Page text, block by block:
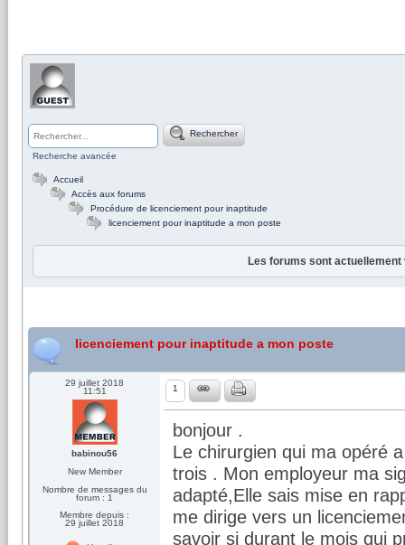
Rechercher
Recherche avancée
Accueil
Accès aux forums
Procédure de licenciement pour inaptitude
licenciement pour inaptitude a mon poste
Les forums sont
licenciement pour inaptitude a mon poste
29 juillet 2018
11:51
babinou56
New Member
Nombre de messages du
forum : 1
Membre depuis :
29 juillet 2018
1
bonjour .
Le chirurgien qui ma opéré
trois . Mon employeur ma
adapté,Elle sais mise en
me dirige vers un
savoir si durant le mois qui